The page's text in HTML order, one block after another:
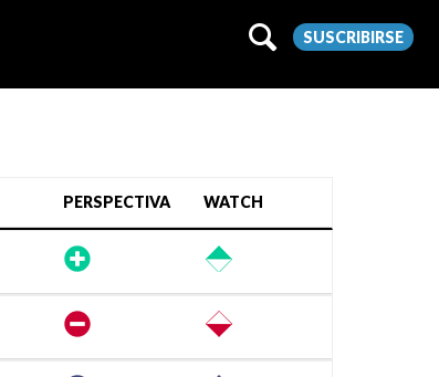
SUSCRIBIRSE
PERSPECTIVA WATCH